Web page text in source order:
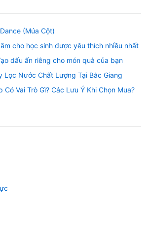
(Múa Cột)
cho học sinh được yêu thích nhiều nhất
dấu ấn riêng cho món quà của bạn
Lọc Nước Chất Lượng Tại Bắc Giang
Vai Trò Gì? Các Lưu Ý Khi Chọn Mua?